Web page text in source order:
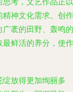
神文化需求。创作
袤的田野、轰鸣的
鲜活的养分，使作
放得更加绚丽多